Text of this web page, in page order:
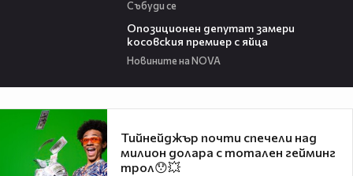
Събуди се
Опозиционен депутат замери
косовския премиер с яйца
Новините на NOVA
Тийнейджър почти спечели над
милион долара с тотален гейминг
трол😯💥